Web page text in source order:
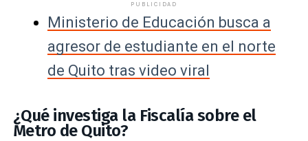
PUBLICIDAD
Ministerio de Educación busca a
agresor de estudiante en el norte
de Quito tras video viral
¿Qué investiga la Fiscalía sobre el
Metro de Quito?